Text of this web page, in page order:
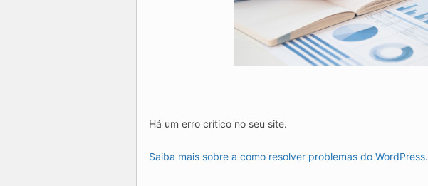
Há um erro crítico no seu site.
Saiba mais sobre a como resolver problemas do WordPress.